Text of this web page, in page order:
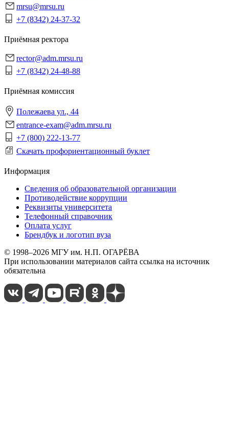
mrsu@mrsu.ru
+7 (8342) 24-37-32
Приёмная ректора
rector@adm.mrsu.ru
+7 (8342) 24-48-88
Приёмная комиссия
Полежаева ул., 44
entrance-exam@adm.mrsu.ru
+7 (800) 222-13-77
Скачать профориентационный буклет
Информация
Сведения об образовательной организации
Противодействие коррупции
Реквизиты университета
Телефонный справочник
Оплата услуг
Брендбук и логотип вуза
© 1998–2026 МГУ им. Н.П. ОГАРЁВА
При использовании материалов сайта ссылка на источник
обязательна